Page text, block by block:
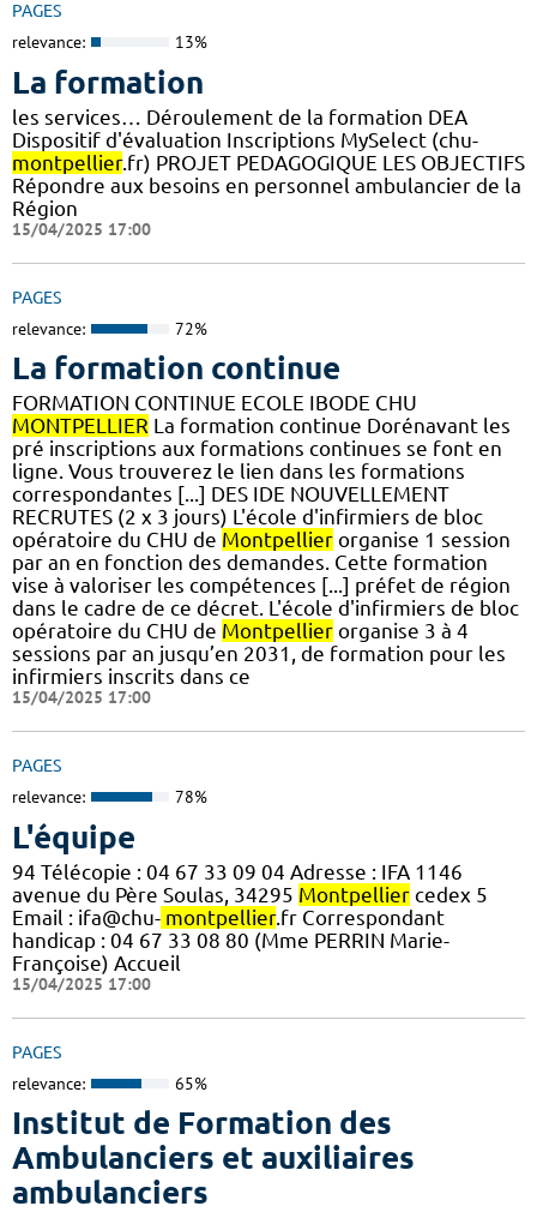
PAGES
relevance: 13%
La formation
les services… Déroulement de la formation DEA
Dispositif d'évaluation Inscriptions MySelect (chu-
montpellier.fr) PROJET PEDAGOGIQUE LES OBJECTIFS
Répondre aux besoins en personnel ambulancier de la
Région
15/04/2025 17:00
PAGES
relevance: 72%
La formation continue
FORMATION CONTINUE ECOLE IBODE CHU
MONTPELLIER La formation continue Dorénavant les
pré inscriptions aux formations continues se font en
ligne. Vous trouverez le lien dans les formations
correspondantes [...] DES IDE NOUVELLEMENT
RECRUTES (2 x 3 jours) L'école d'infirmiers de bloc
opératoire du CHU de Montpellier organise 1 session
par an en fonction des demandes. Cette formation
vise à valoriser les compétences [...] préfet de région
dans le cadre de ce décret. L'école d'infirmiers de bloc
opératoire du CHU de Montpellier organise 3 à 4
sessions par an jusqu’en 2031, de formation pour les
infirmiers inscrits dans ce
15/04/2025 17:00
PAGES
relevance: 78%
L'équipe
94 Télécopie : 04 67 33 09 04 Adresse : IFA 1146
avenue du Père Soulas, 34295 Montpellier cedex 5
Email : ifa@chu- montpellier.fr Correspondant
handicap : 04 67 33 08 80 (Mme PERRIN Marie-
Françoise) Accueil
15/04/2025 17:00
PAGES
relevance: 65%
Institut de Formation des
Ambulanciers et auxiliaires
ambulanciers